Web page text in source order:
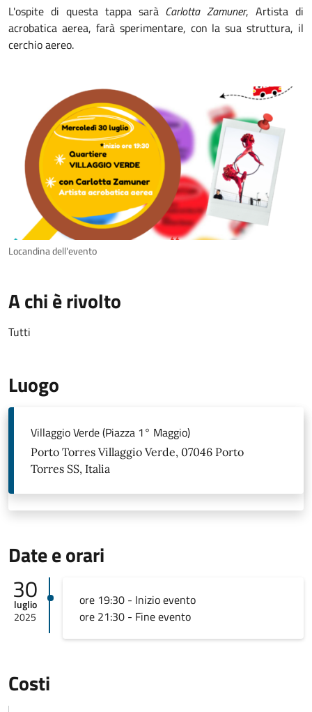
L'ospite di questa tappa sarà Carlotta Zamuner, Artista di
acrobatica aerea, farà sperimentare, con la sua struttura, il
cerchio aereo.
Locandina dell'evento
A chi è rivolto
Tutti
Luogo
Villaggio Verde (Piazza 1° Maggio)
Porto Torres Villaggio Verde, 07046 Porto
Torres SS, Italia
Date e orari
30
luglio
2025
ore 19:30 - Inizio evento
ore 21:30 - Fine evento
Costi